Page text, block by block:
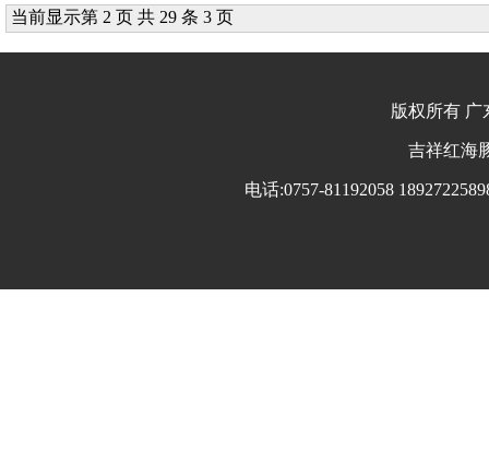
当前显示第 2 页 共 29 条 3 页
版权所有
吉祥红海
电话:0757-81192058